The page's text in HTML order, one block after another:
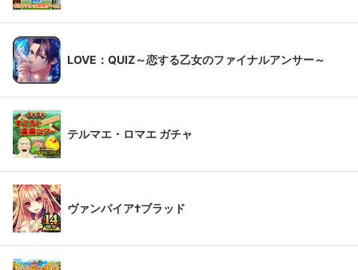
LOVE：QUIZ～恋する乙女のファイナルアンサー～
テルマエ・ロマエ ガチャ
ヴァンパイア†ブラッド